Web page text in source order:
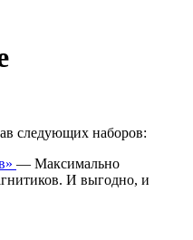
следующих наборов:
— Максимально
И выгодно, и